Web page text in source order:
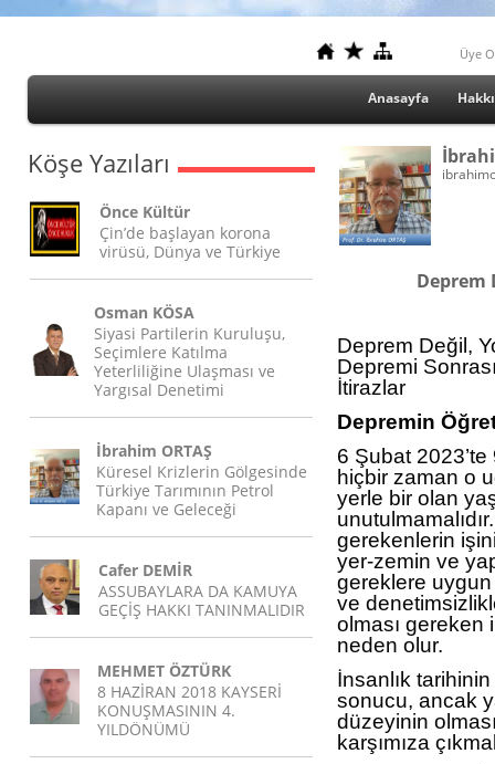
Üye
Anasayfa
Köşe Yazıları
Önce Kültür
Çin’de başlayan korona
virüsü, Dünya ve Türkiye
Osman KÖSA
Siyasi Partilerin Kuruluşu,
Seçimlere Katılma
Yeterliliğine Ulaşması ve
Yargısal Denetimi
İbrahim ORTAŞ
Küresel Krizlerin Gölgesinde
Türkiye Tarımının Petrol
Kapanı ve Geleceği
Cafer DEMİR
ASSUBAYLARA DA KAMUYA
GEÇİŞ HAKKI TANINMALIDIR
MEHMET ÖZTÜRK
8 HAZİRAN 2018 KAYSERİ
KONUŞMASININ 4.
YILDÖNÜMÜ
Deprem
Deprem Değil,
Depremi
İtirazlar
Depremin
6 Şubat
hiçbir zaman o
yerle bir olan
gerekenlerin
yer-zemin ve
gereklere
ve
olması gereken
neden olur.
İnsanlık
sonucu, ancak
düzeyinin
karşımıza